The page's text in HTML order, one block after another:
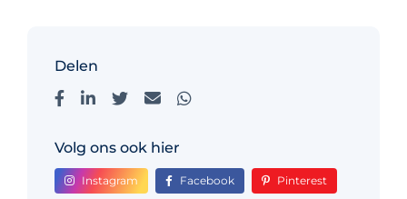
Delen
Volg ons ook hier
Instagram Facebook Pinterest